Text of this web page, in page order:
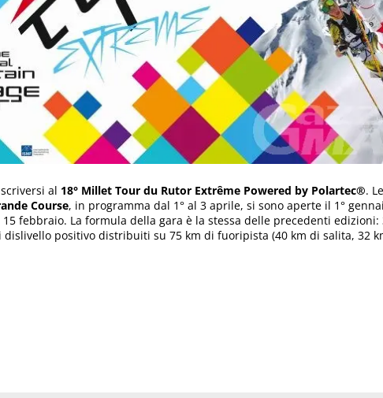
al 18° Millet Tour du Rutor Extrême Powered by Polartec®.
Course, in programma dal 1° al 3 aprile, si sono aperte il 1°
febbraio. La formula della gara è la stessa delle precedenti edizioni:
positivo distribuiti su 75 km di fuoripista (40 km di salita, 32